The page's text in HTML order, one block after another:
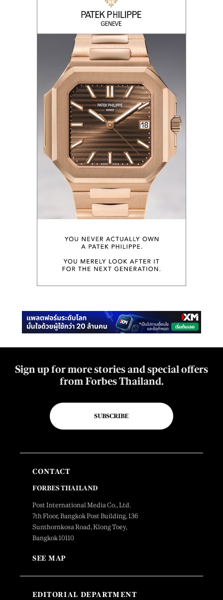
Sign up for more stories and special offers
from Forbes Thailand.
SUBSCRIBE
CONTACT
FORBES THAILAND
Post International Media Co., Ltd.
7th Floor, Bangkok Post Building, 136
Sunthornkosa Road, Klong Toey,
Bangkok 10110
SEE MAP
EDITORIAL DEPARTMENT